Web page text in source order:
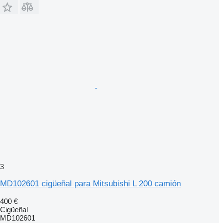
3
MD102601 cigüeñal para Mitsubishi L 200 camión
400 €
Cigüeñal
MD102601